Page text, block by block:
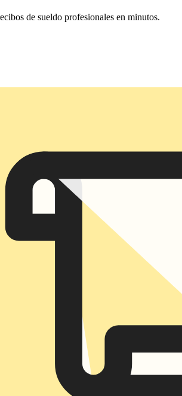
de sueldo profesionales en minutos.